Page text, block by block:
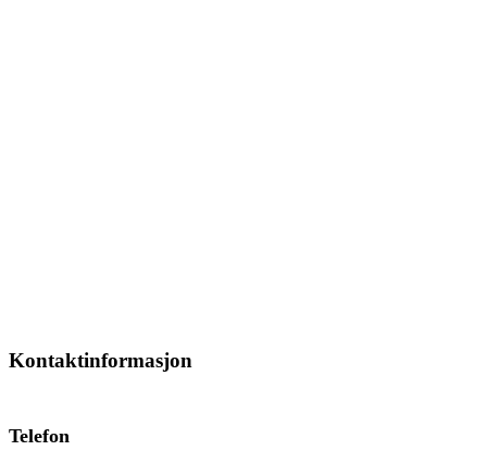
Kontaktinformasjon
Telefon